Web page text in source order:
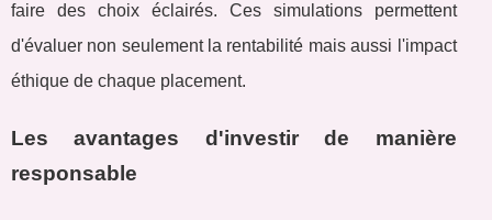
faire des choix éclairés. Ces simulations permettent
d'évaluer non seulement la rentabilité mais aussi l'impact
éthique de chaque placement.
Les avantages d'investir de manière
responsable